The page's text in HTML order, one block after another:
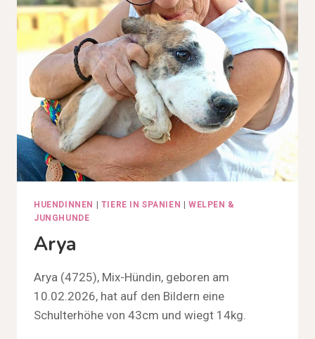
HUENDINNEN TIERE IN SPANIEN |WELPEN &
JUNGHUNDE
Arya
Arya (4725), Mix-Hündin, geboren am
10.02.2026, hat auf den Bildern eine
Schulterhöhe von 43cm und wiegt 14kg.